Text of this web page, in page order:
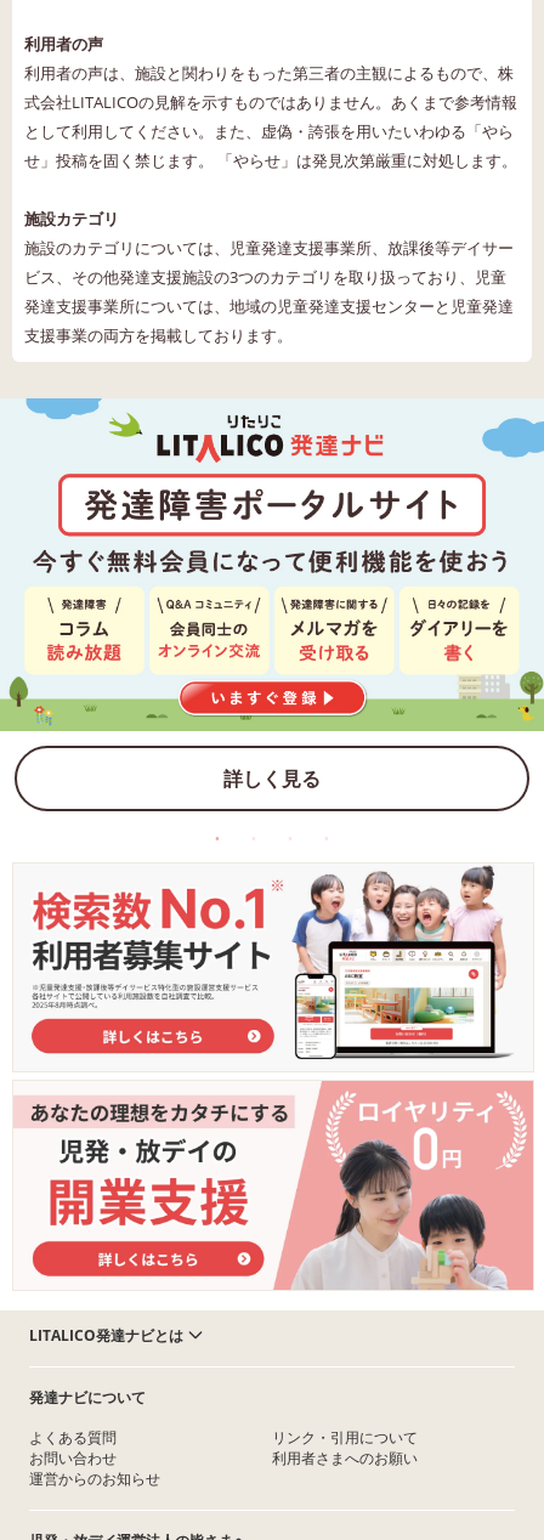
利用者の声
利用者の声は、施設と関わりをもった第三者の主観によるもので、株
式会社LITALICOの見解を示すものではありません。あくまで参考情報
として利用してください。また、虚偽・誇張を用いたいわゆる「やら
せ」投稿を固く禁じます。 「やらせ」は発見次第厳重に対処します。
施設カテゴリ
施設のカテゴリについては、児童発達支援事業所、放課後等デイサー
ビス、その他発達支援施設の3つのカテゴリを取り扱っており、児童
発達支援事業所については、地域の児童発達支援センターと児童発達
支援事業の両方を掲載しております。
詳しく見る
LITALICO発達ナビとは
発達ナビについて
よくある質問
お問い合わせ
運営からのお知らせ
リンク・引用について
利用者さまへのお願い